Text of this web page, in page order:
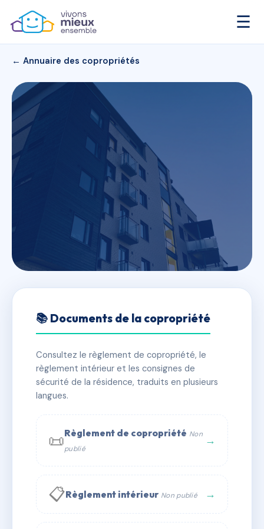
☰
← Annuaire des copropriétés
15-17 BOULEVARD LAZARE
CARNOT
📍 15 bd lazare carnot 31000 Toulouse
✓ Immatriculée 🏠 23 lots 🏗 2 bâtiment(s)
📞 Contacter Syndic Digital 💬 WhatsApp
✉ Email
📚 Documents de la copropriété
Consultez le règlement de copropriété, le
règlement intérieur et les consignes de
sécurité de la résidence, traduits en plusieurs
langues.
📜Règlement de copropriété Non
publié
→
📋Règlement intérieur Non publié →